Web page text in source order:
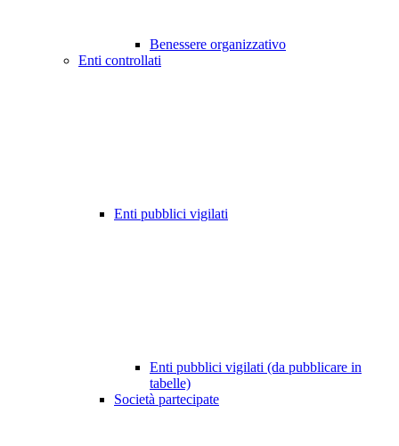
Benessere organizzativo
Enti controllati
Enti pubblici vigilati
Enti pubblici vigilati (da pubblicare in
tabelle)
Società partecipate